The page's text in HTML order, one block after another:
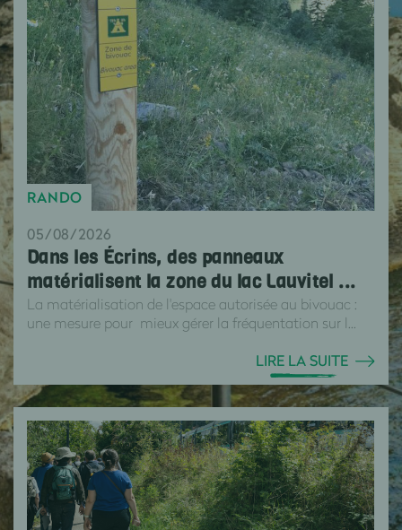
RANDO
05/08/2026
Dans les Écrins, des panneaux
matérialisent la zone du lac Lauvitel ...
La matérialisation de l'espace autorisée au bivouac :
une mesure pour mieux gérer la fréquentation sur l...
LIRE LA SUITE